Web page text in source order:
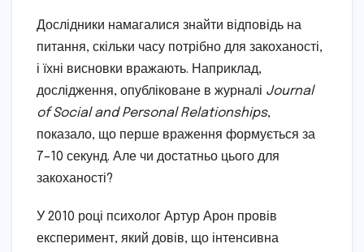
Дослідники намагалися знайти відповідь на
питання, скільки часу потрібно для закоханості,
і їхні висновки вражають. Наприклад,
дослідження, опубліковане в журналі Journal
of Social and Personal Relationships,
показало, що перше враження формується за
7–10 секунд. Але чи достатньо цього для
закоханості?
У 2010 році психолог Артур Арон провів
експеримент, який довів, що інтенсивна